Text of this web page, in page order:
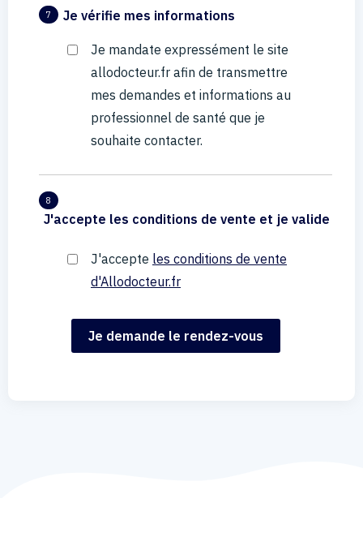
7 Je vérifie mes informations
Je mandate expressément le site
allodocteur.fr afin de transmettre
mes demandes et informations au
professionnel de santé que je
souhaite contacter.
8
J'accepte les conditions de vente et je valide
J'accepte les conditions de vente
d'Allodocteur.fr